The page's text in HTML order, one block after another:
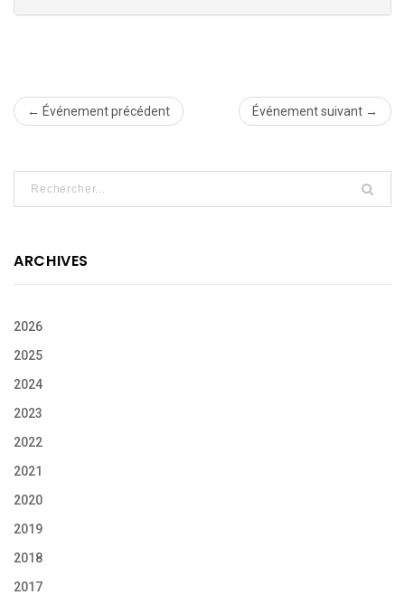
← Événement précédent Événement suivant →
ARCHIVES
2026
2025
2024
2023
2022
2021
2020
2019
2018
2017